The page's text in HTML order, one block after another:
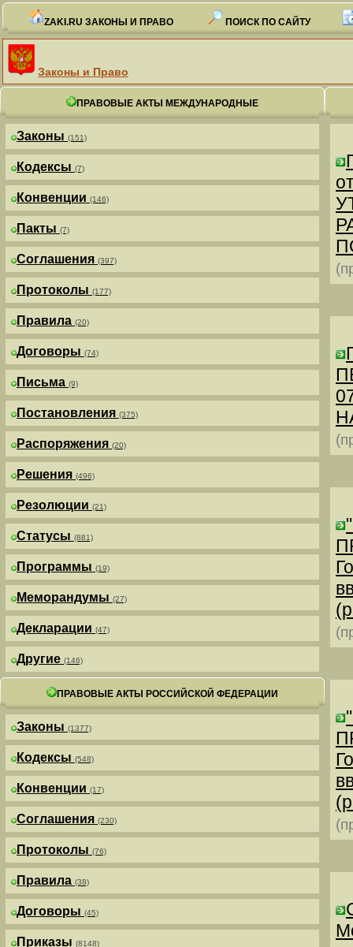
ZAKI.RU ЗАКОНЫ И ПРАВО ПОИСК ПО САЙТУ
Законы и Право
ПРАВОВЫЕ АКТЫ МЕЖДУНАРОДНЫЕ
Законы (151)
Кодексы (7)
Конвенции (146)
Пакты (7)
Соглашения (397)
Протоколы (177)
Правила (20)
Договоры (74)
Письма (9)
Постановления (375)
Распоряжения (20)
Решения (496)
Резолюции (21)
Статусы (881)
Программы (19)
Меморандумы (27)
Декларации (47)
Другие (146)
ПРАВОВЫЕ АКТЫ РОССИЙСКОЙ ФЕДЕРАЦИИ
Законы (1377)
Кодексы (548)
Конвенции (17)
Соглашения (230)
Протоколы (76)
Правила (38)
Договоры (45)
Приказы (8148)